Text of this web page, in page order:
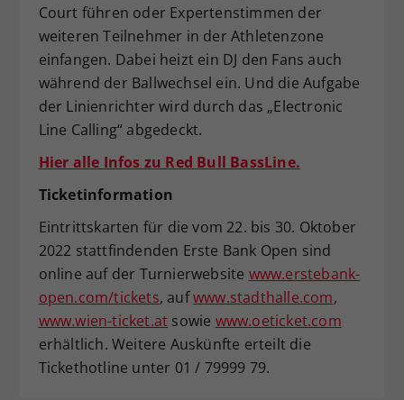
Court führen oder Expertenstimmen der
weiteren Teilnehmer in der Athletenzone
einfangen. Dabei heizt ein DJ den Fans auch
während der Ballwechsel ein. Und die Aufgabe
der Linienrichter wird durch das „Electronic
Line Calling“ abgedeckt.
Hier alle Infos zu Red Bull BassLine.
Ticketinformation
Eintrittskarten für die vom 22. bis 30. Oktober
2022 stattfindenden Erste Bank Open sind
online auf der Turnierwebsite www.erstebank-
open.com/tickets, aufwww.stadthalle.com,
www.wien-ticket.at sowie www.oeticket.com
erhältlich. Weitere Auskünfte erteilt die
Tickethotline unter 01 / 79999 79.